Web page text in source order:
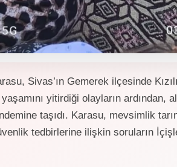
Sivas’ın Gemerek ilçesinde
yitirdiği olayların ardından,
taşıdı. Karasu, mevsimlik
tedbirlerine ilişkin soruların